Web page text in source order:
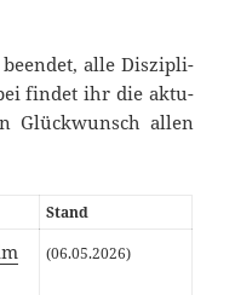
alle Dis­zi­pli­
fin­det ihr die aktu­
Glück­wunsch allen
Stand
(06.05.2026)